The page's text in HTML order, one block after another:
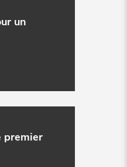
un
premier